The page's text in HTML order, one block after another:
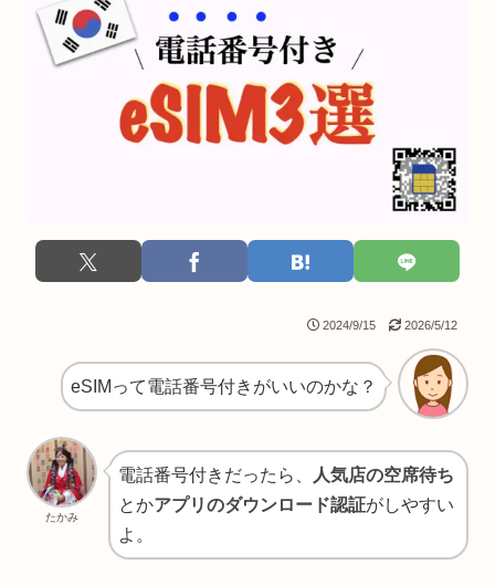
2024/9/15 2026/5/12
eSIMって電話番号付きがいいのかな？
たかみ
電話番号付きだったら、
人気店の空席待ち
とかアプリのダウンロード認証がしやすい
よ。